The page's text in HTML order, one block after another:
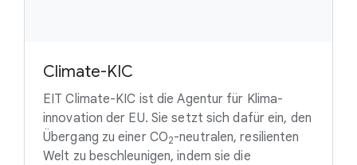
Climate-KIC
EIT Climate-KIC ist die Agentur für Klima-
innovation der EU. Sie setzt sich dafür ein, den
Übergang zu einer CO2-neutralen, resilienten
Welt zu beschleunigen, indem sie die